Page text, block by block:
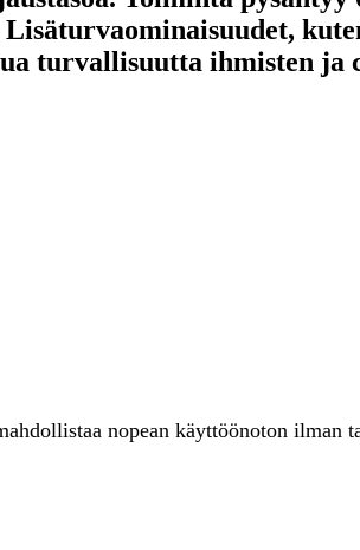
turvallisuutta ihmisten ja
nopean käyttöönoton ilman